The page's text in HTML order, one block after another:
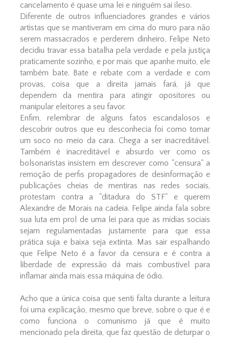
cancelamento é quase uma lei e ninguém sai ileso.
Diferente de outros influenciadores grandes e vários
artistas que se mantiveram em cima do muro para não
serem massacrados e perderem dinheiro, Felipe Neto
decidiu travar essa batalha pela verdade e pela justiça
praticamente sozinho, e por mais que apanhe muito, ele
também bate. Bate e rebate com a verdade e com
provas, coisa que a direita jamais fará, já que
dependem da mentira para atingir opositores ou
manipular eleitores a seu favor.
Enfim, relembrar de alguns fatos escandalosos e
descobrir outros que eu desconhecia foi como tomar
um soco no meio da cara. Chega a ser inacreditável.
Também é inacreditável e absurdo ver como os
bolsonaristas insistem em descrever como "censura" a
remoção de perfis propagadores de desinformação e
publicações cheias de mentiras nas redes sociais,
protestam contra a "ditadura do STF" e querem
Alexandre de Morais na cadeia. Felipe ainda fala sobre
sua luta em prol de uma lei para que as midias sociais
sejam regulamentadas justamente para que essa
prática suja e baixa seja extinta. Mas sair espalhando
que Felipe Neto é a favor da censura e é contra a
liberdade de expressão dá mais combustível para
inflamar ainda mais essa máquina de ódio.
Acho que a única coisa que senti falta durante a leitura
foi uma explicação, mesmo que breve, sobre o que é e
como funciona o comunismo já que é muito
mencionado pela direita, que faz questão de deturpar o